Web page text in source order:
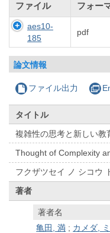
ファイル フォー
aes10-
185
pdf
論文情報
ファイル出力
タイトル
複雑性の思考と新しい教
Thought of Complexity
フクザツセイ ノ シコウ
著者
著者名
亀田, 満 ; カメダ,